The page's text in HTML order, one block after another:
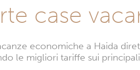
case
economiche a Haida
le migliori tariffe sui